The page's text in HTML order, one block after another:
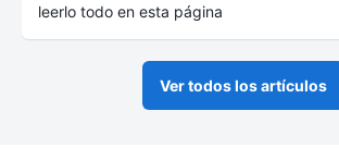
leerlo todo en esta página
Ver todos los artículos